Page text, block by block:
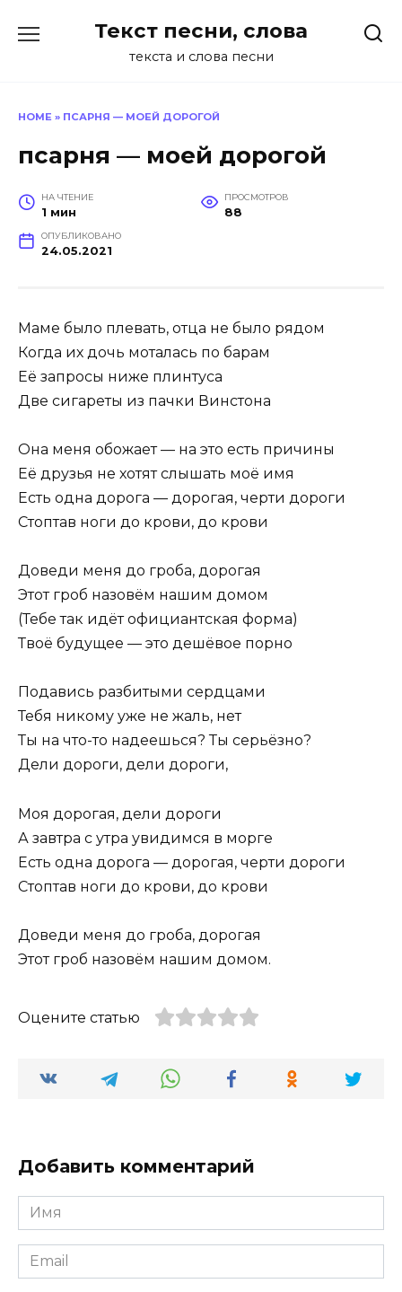
Текст песни, слова
текста и слова песни
HOME » ПСАРНЯ — МОЕЙ ДОРОГОЙ
псарня — моей дорогой
НА ЧТЕНИЕ
1 мин
ПРОСМОТРОВ
88
ОПУБЛИКОВАНО
24.05.2021
Маме было плевать, отца не было рядом
Когда их дочь моталась по барам
Её запросы ниже плинтуса
Две сигареты из пачки Винстона
Она меня обожает — на это есть причины
Её друзья не хотят слышать моё имя
Есть одна дорога — дорогая, черти дороги
Стоптав ноги до крови, до крови
Доведи меня до гроба, дорогая
Этот гроб назовём нашим домом
(Тебе так идёт официантская форма)
Твоё будущее — это дешёвое порно
Подавись разбитыми сердцами
Тебя никому уже не жаль, нет
Ты на что-то надеешься? Ты серьёзно?
Дели дороги, дели дороги,
Моя дорогая, дели дороги
А завтра с утра увидимся в морге
Есть одна дорога — дорогая, черти дороги
Стоптав ноги до крови, до крови
Доведи меня до гроба, дорогая
Этот гроб назовём нашим домом.
Оцените статью
Добавить комментарий
Имя
*
Email
*